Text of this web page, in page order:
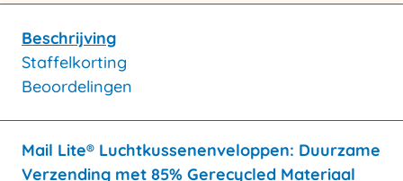
Beschrijving
Staffelkorting
Beoordelingen
Mail Lite® Luchtkussenenveloppen: Duurzame
Verzending met 85% Gerecycled Materiaal